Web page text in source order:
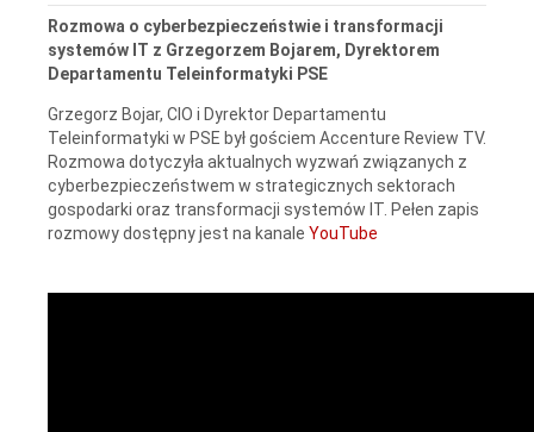
Rozmowa o cyberbezpieczeństwie i transformacji
systemów IT z Grzegorzem Bojarem, Dyrektorem
Departamentu Teleinformatyki PSE
Grzegorz Bojar, CIO i Dyrektor Departamentu
Teleinformatyki w PSE był gościem Accenture Review TV.
Rozmowa dotyczyła aktualnych wyzwań związanych z
cyberbezpieczeństwem w strategicznych sektorach
gospodarki oraz transformacji systemów IT. Pełen zapis
rozmowy dostępny jest na kanale YouTube